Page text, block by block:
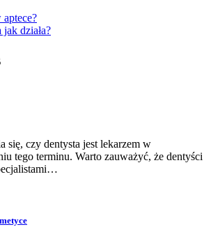
działa?
się, czy dentysta jest lekarzem w
tego terminu. Warto zauważyć, że dentyści